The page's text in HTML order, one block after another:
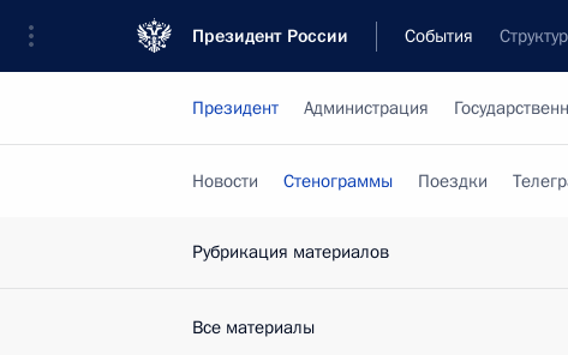
Президент России События
Президент Администрация
Новости Стенограммы Поездки
Рубрикация материалов
Все материалы